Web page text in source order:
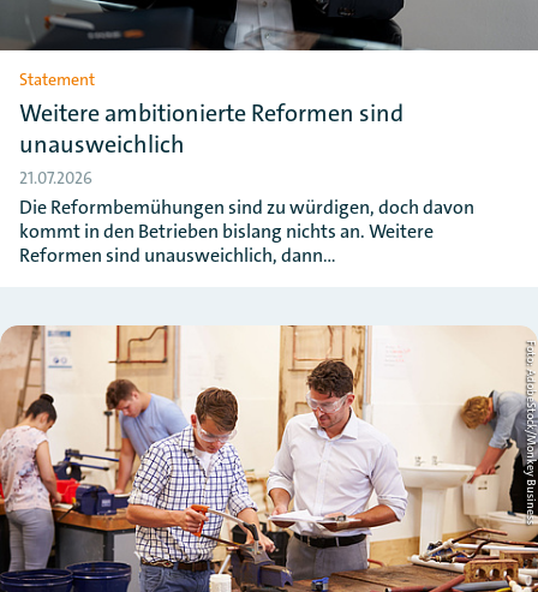
Statement
Weitere ambitionierte Reformen sind
unausweichlich
21.07.2026
Die Reformbemühungen sind zu würdigen, doch davon
kommt in den Betrieben bislang nichts an. Weitere
Reformen sind unausweichlich, dann…
Foto: AdobeStock/Monkey Business